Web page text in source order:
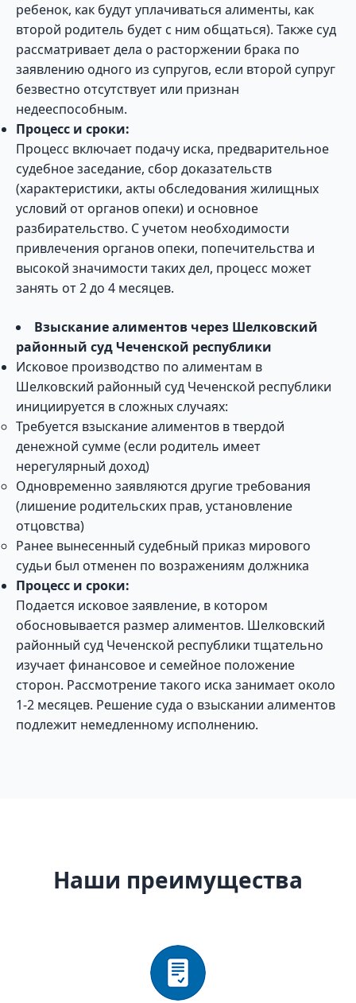
ребенок, как будут уплачиваться алименты, как
второй родитель будет с ним общаться). Также суд
рассматривает дела о расторжении брака по
заявлению одного из супругов, если второй супруг
безвестно отсутствует или признан
недееспособным.
Процесс и сроки:
Процесс включает подачу иска, предварительное
судебное заседание, сбор доказательств
(характеристики, акты обследования жилищных
условий от органов опеки) и основное
разбирательство. С учетом необходимости
привлечения органов опеки, попечительства и
высокой значимости таких дел, процесс может
занять от 2 до 4 месяцев.
Взыскание алиментов через Шелковский
районный суд Чеченской республики
Исковое производство по алиментам в
Шелковский районный суд Чеченской республики
инициируется в сложных случаях:
Требуется взыскание алиментов в твердой
денежной сумме (если родитель имеет
нерегулярный доход)
Одновременно заявляются другие требования
(лишение родительских прав, установление
отцовства)
Ранее вынесенный судебный приказ мирового
судьи был отменен по возражениям должника
Процесс и сроки:
Подается исковое заявление, в котором
обосновывается размер алиментов. Шелковский
районный суд Чеченской республики тщательно
изучает финансовое и семейное положение
сторон. Рассмотрение такого иска занимает около
1-2 месяцев. Решение суда о взыскании алиментов
подлежит немедленному исполнению.
Наши преимущества